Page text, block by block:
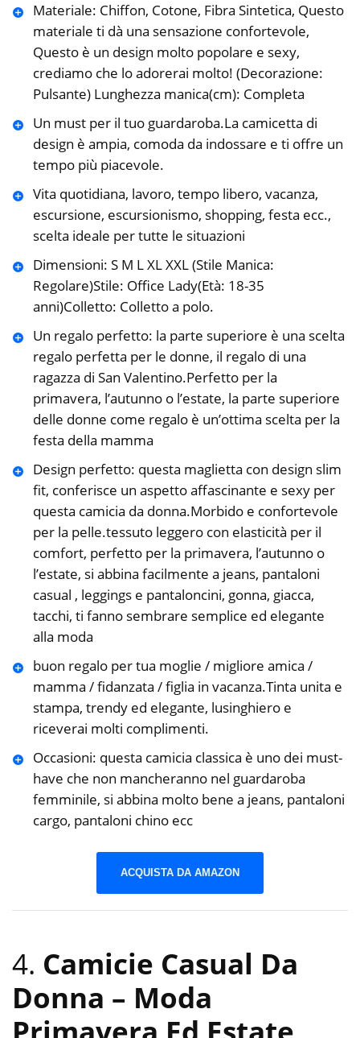
Materiale: Chiffon, Cotone, Fibra Sintetica, Questo
materiale ti dà una sensazione confortevole,
Questo è un design molto popolare e sexy,
crediamo che lo adorerai molto! (Decorazione:
Pulsante) Lunghezza manica(cm): Completa
Un must per il tuo guardaroba.La camicetta di
design è ampia, comoda da indossare e ti offre un
tempo più piacevole.
Vita quotidiana, lavoro, tempo libero, vacanza,
escursione, escursionismo, shopping, festa ecc.,
scelta ideale per tutte le situazioni
Dimensioni: S M L XL XXL (Stile Manica:
Regolare)Stile: Office Lady(Età: 18-35
anni)Colletto: Colletto a polo.
Un regalo perfetto: la parte superiore è una scelta
regalo perfetta per le donne, il regalo di una
ragazza di San Valentino.Perfetto per la
primavera, l’autunno o l’estate, la parte superiore
delle donne come regalo è un’ottima scelta per la
festa della mamma
Design perfetto: questa maglietta con design slim
fit, conferisce un aspetto affascinante e sexy per
questa camicia da donna.Morbido e confortevole
per la pelle.tessuto leggero con elasticità per il
comfort, perfetto per la primavera, l’autunno o
l’estate, si abbina facilmente a jeans, pantaloni
casual , leggings e pantaloncini, gonna, giacca,
tacchi, ti fanno sembrare semplice ed elegante
alla moda
buon regalo per tua moglie / migliore amica /
mamma / fidanzata / figlia in vacanza.Tinta unita e
stampa, trendy ed elegante, lusinghiero e
riceverai molti complimenti.
Occasioni: questa camicia classica è uno dei must-
have che non mancheranno nel guardaroba
femminile, si abbina molto bene a jeans, pantaloni
cargo, pantaloni chino ecc
ACQUISTA DA AMAZON
4. Camicie Casual Da
Donna – Moda